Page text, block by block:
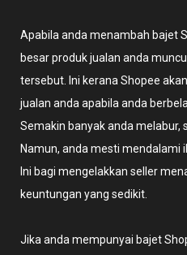
Apabila anda menambah bajet
besar produk jualan anda
tersebut. Ini kerana Shopee
jualan anda apabila anda
Semakin banyak anda melabur,
Namun, anda mesti mendalami
Ini bagi mengelakkan seller
keuntungan yang sedikit.
Jika anda mempunyai bajet